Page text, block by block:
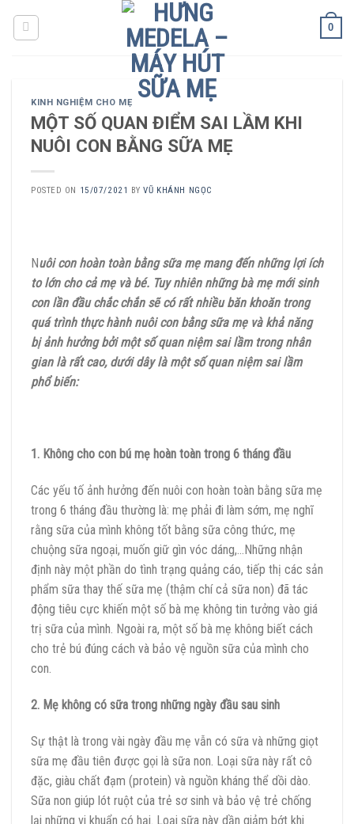
0
KINH NGHIỆM CHO MẸ
MỘT SỐ QUAN ĐIỂM SAI LẦM KHI
NUÔI CON BẰNG SỮA MẸ
POSTED ON 15/07/2021 BYVŨ KHÁNH NGỌC
Nuôi con hoàn toàn bằng sữa mẹ mang đến những lợi ích
to lớn cho cả mẹ và bé. Tuy nhiên những bà mẹ mới sinh
con lần đầu chắc chắn sẽ có rất nhiều băn khoăn trong
quá trình thực hành nuôi con bằng sữa mẹ và khả năng
bị ảnh hưởng bởi một số quan niệm sai lầm trong nhân
gian là rất cao, dưới dây là một số quan niệm sai lầm
phổ biến:
1. Không cho con bú mẹ hoàn toàn trong 6 tháng đầu
Các yếu tố ảnh hưởng đến nuôi con hoàn toàn bằng sữa mẹ
trong 6 tháng đầu thường là: mẹ phải đi làm sớm, mẹ nghĩ
rằng sữa của mình không tốt bằng sữa công thức, mẹ
chuộng sữa ngoại, muốn giữ gìn vóc dáng,…Những nhận
định này một phần do tình trạng quảng cáo, tiếp thị các sản
phẩm sữa thay thế sữa mẹ (thậm chí cả sữa non) đã tác
động tiêu cực khiến một số bà mẹ không tin tưởng vào giá
trị sữa của mình. Ngoài ra, một số bà mẹ không biết cách
cho trẻ bú đúng cách và bảo vệ nguồn sữa của mình cho
con.
2. Mẹ không có sữa trong những ngày đầu sau sinh
Sự thật là trong vài ngày đầu mẹ vẫn có sữa và những giọt
sữa mẹ đầu tiên được gọi là sữa non. Loại sữa này rất cô
đặc, giàu chất đạm (protein) và nguồn kháng thể dồi dào.
Sữa non giúp lót ruột của trẻ sơ sinh và bảo vệ trẻ chống
lại những vi khuẩn có hại. Loại sữa này dần giảm bớt khi